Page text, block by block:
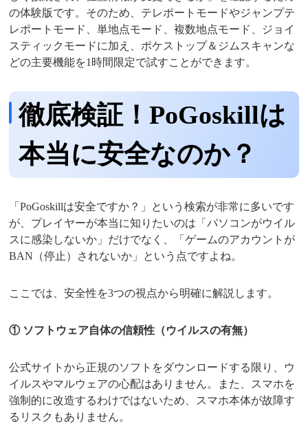
の体験版です。そのため、テレポートモードやジャンプテ
レポートモード、単地点モード、複数地点モード、ジョイ
スティックモードに加え、ポケストップ＆ジムスキャンな
どの主要機能を1時間限定で試すことができます。
徹底検証！PoGoskillは
本当に安全なのか？
「PoGoskillは安全ですか？」という検索が非常に多いです
が、プレイヤーが本当に知りたいのは「パソコンがウイル
スに感染しないか」だけでなく、「ゲームのアカウントが
BAN（停止）されないか」という点ですよね。
ここでは、安全性を3つの視点から明確に解説します。
① ソフトウェア自体の信頼性（ウイルスの有無）
公式サイトから正規のソフトをダウンロードする限り、ウ
イルスやマルウェアの心配はありません。また、スマホを
強制的に改造するわけではないため、スマホ本体が故障す
るリスクもありません。